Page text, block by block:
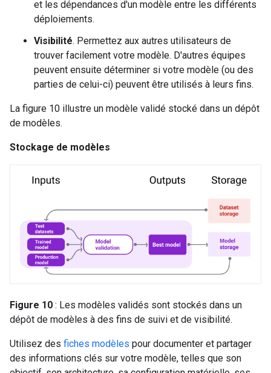
et les dépendances d'un modèle entre les différents
déploiements.
Visibilité. Permettez aux autres utilisateurs de
trouver facilement votre modèle. D'autres équipes
peuvent ensuite déterminer si votre modèle (ou des
parties de celui-ci) peuvent être utilisés à leurs fins.
La figure 10 illustre un modèle validé stocké dans un dépôt
de modèles.
Stockage de modèles
Figure 10 : Les modèles validés sont stockés dans un
dépôt de modèles à des fins de suivi et de visibilité.
Utilisez des fiches modèles pour documenter et partager
des informations clés sur votre modèle, telles que son